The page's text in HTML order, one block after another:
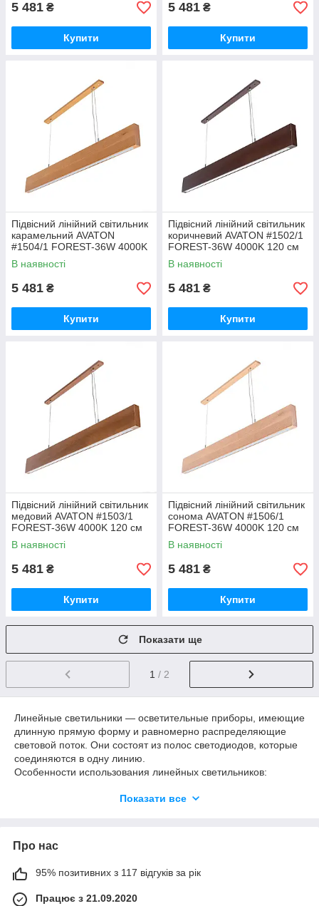
5 481 ₴
Купити
5 481 ₴
Купити
Підвісний лінійний світильник
карамельний AVATON
#1504/1 FOREST-36W 4000K
120 см (бук)
В наявності
5 481 ₴
Купити
Підвісний лінійний світильник
коричневий AVATON #1502/1
FOREST-36W 4000K 120 см
(бук)
В наявності
5 481 ₴
Купити
Підвісний лінійний світильник
медовий AVATON #1503/1
FOREST-36W 4000K 120 см
(бук)
В наявності
5 481 ₴
Купити
Підвісний лінійний світильник
сонома AVATON #1506/1
FOREST-36W 4000K 120 см
(бук)
В наявності
5 481 ₴
Купити
Показати ще
1 / 2
Линейные светильники — осветительные приборы, имеющие
длинную прямую форму и равномерно распределяющие
световой поток. Они состоят из полос светодиодов, которые
соединяются в одну линию.
Особенности использования линейных светильников:
Способность равномерно распределять свет по всей длине
больших пространств (офисы, торговые помещения, склады
Показати все
Про нас
95% позитивних з 117 відгуків за рік
Працює з 21.09.2020